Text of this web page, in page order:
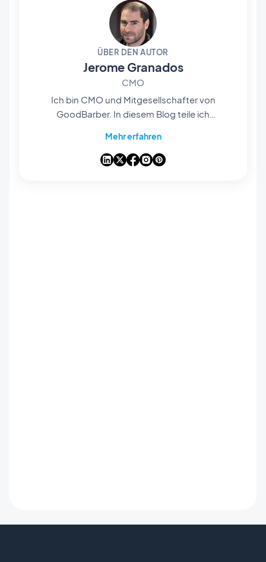
ÜBER DEN AUTOR
Jerome Granados
CMO
Ich bin CMO und Mitgesellschafter von
GoodBarber. In diesem Blog teile ich
GoodBarber herausholen können, Analysen zu
den Trends, die die Mobile- und No-Code-Welt
Mehr erfahren